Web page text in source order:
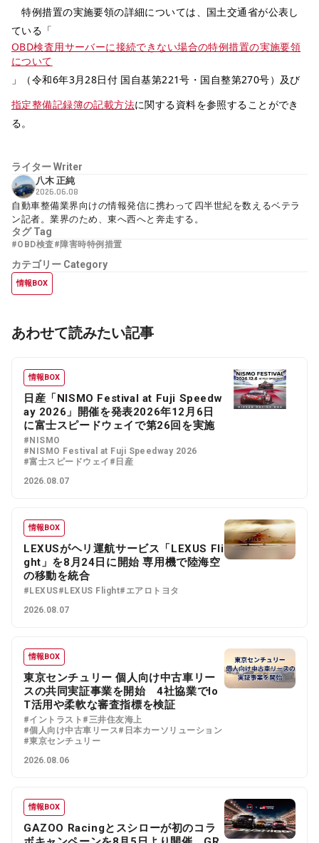
特例措置の実施要領の詳細については、国土交通省が公表し
ている「
OBD検査用サーバーに接続できない場合の特例措置の実施要領
について
」（令和6年3月28日付 国自基第221号・国自整第270号）及び
指定整備記録簿の記載方法に関する資料を参照することができ
る。
ライターWriter
八木 正純
2026.06.08
自動車整備業界向けの情報発信に携わって四半世紀を数えるベテラ
ン記者。業界のため、東へ西へと奔走する。
タグTag
#OBD検査#障害時特例措置
カテゴリー Category
情報BOX
あわせて読みたい記事
情報BOX
日産「NISMO Festival at Fuji Speedw
ay 2026」開催を発表2026年12月6日
に富士スピードウェイで第26回を実施
#NISMO
#NISMO Festival at Fuji Speedway 2026
#富士スピードウェイ #日産
2026.08.07
情報BOX
LEXUSがヘリ運航サービス「LEXUS Fli
ght」を8月24日に開始 専用機で陸海空
の移動を統合
#LEXUS#LEXUS Flight#エアロトヨタ
2026.08.07
情報BOX
東京センチュリー 個人向け中古車リー
スの共同実証事業を開始 4社協業でIo
T活用や柔軟な審査指標を検証
#イントラスト #三井住友海上
#個人向け中古車リース#日本カーソリューション
#東京センチュリー
2026.08.06
情報BOX
GAZOO Racingとスシローが初のコラ